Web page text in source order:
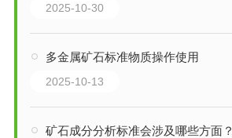
2025-10-30
多金属矿石标准物质操作使用
2025-10-13
矿石成分分析标准会涉及哪些方面？